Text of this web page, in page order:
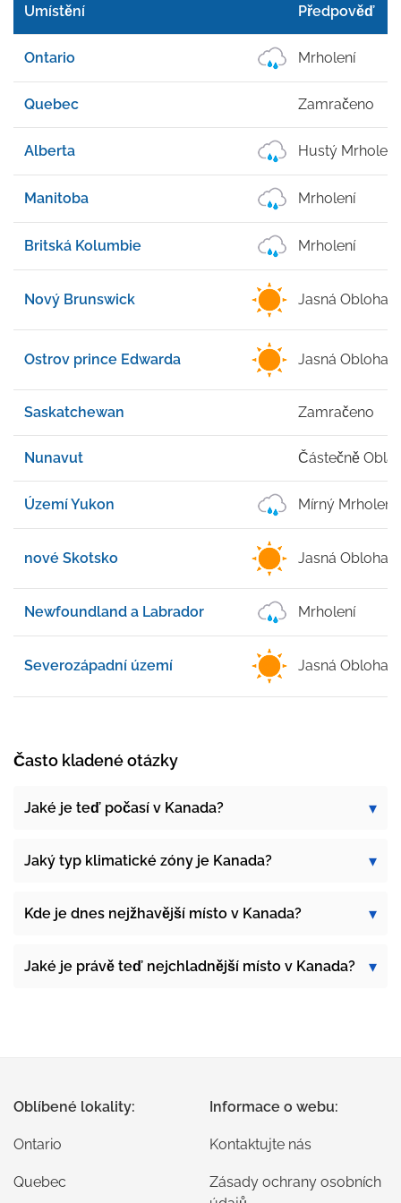
Umístění Předpověď
Ontario Mrholení
Quebec Zamračeno
Alberta Hustý Mrholení
Manitoba Mrholení
Britská Kolumbie Mrholení
Nový Brunswick Jasná Obloha
Ostrov prince Edwarda Jasná Obloha
Saskatchewan Zamračeno
Nunavut Částečně
Území Yukon Mírný Mrholení
nové Skotsko Jasná Obloha
Newfoundland a Labrador Mrholení
Severozápadní území Jasná Obloha
Často kladené otázky
Jaké je teď počasí v Kanada?
Jaký typ klimatické zóny je Kanada?
Kde je dnes nejžhavější místo v Kanada?
Jaké je právě teď nejchladnější místo v Kanada?
Oblíbené lokality:
Ontario
Quebec
Informace o webu:
Kontaktujte nás
Zásady ochrany osobních